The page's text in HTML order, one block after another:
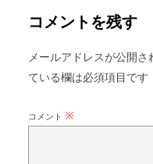
コメントを残す
メールアドレスが公開さ
ている欄は必須項目です
コメント ※